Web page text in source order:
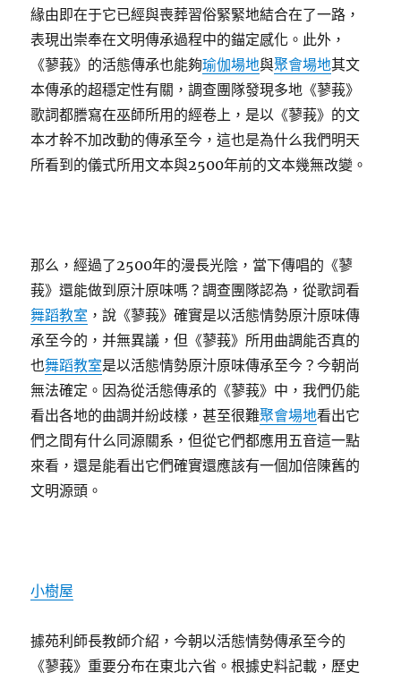
緣由即在于它已經與喪葬習俗緊緊地結合在了一路，
表現出崇奉在文明傳承過程中的錨定感化。此外，
《蓼莪》的活態傳承也能夠瑜伽場地與聚會場地其文
本傳承的超穩定性有關，調查團隊發現多地《蓼莪》
歌詞都謄寫在巫師所用的經卷上，是以《蓼莪》的文
本才幹不加改動的傳承至今，這也是為什么我們明天
所看到的儀式所用文本與2500年前的文本幾無改變。
那么，經過了2500年的漫長光陰，當下傳唱的《蓼
莪》還能做到原汁原味嗎？調查團隊認為，從歌詞看
舞蹈教室 ，說《蓼莪》確實是以活態情勢原汁原味傳
承至今的，并無異議，但《蓼莪》所用曲調能否真的
也舞蹈教室是以活態情勢原汁原味傳承至今？今朝尚
無法確定。因為從活態傳承的《蓼莪》中，我們仍能
看出各地的曲調并紛歧樣，甚至很難聚會場地看出它
們之間有什么同源關系，但從它們都應用五音這一點
來看，還是能看出它們確實還應該有一個加倍陳舊的
文明源頭。
小樹屋
據苑利師長教師介紹，今朝以活態情勢傳承至今的
《蓼莪》重要分布在東北六省。根據史料記載，歷史